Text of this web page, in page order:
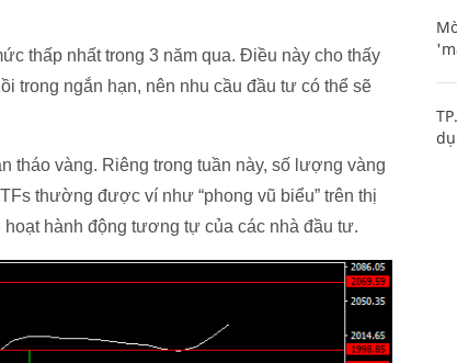
thấp nhất trong 3 năm qua. Điều này cho thấy
trong ngắn hạn, nên nhu cầu đầu tư có thể sẽ
tháo vàng. Riêng trong tuần này, số lượng vàng
thường được ví như “phong vũ biểu” trên thị
hành động tương tự của các nhà đầu tư.